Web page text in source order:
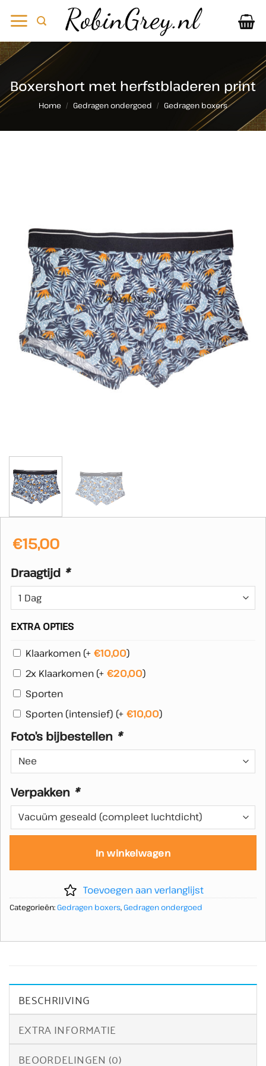
naar
Boxershort met herfstbladeren print
Home / Gedragen ondergoed / Gedragen boxers
€15,00
Draagtijd *
EXTRA OPTIES
Klaarkomen (+ €10,00)
2x Klaarkomen (+ €20,00)
Sporten
Sporten (intensief) (+ €10,00)
Foto’s bijbestellen *
Verpakken *
In winkelwagen
Toevoegen aan verlanglijst
Categorieën:Gedragen boxers,Gedragen ondergoed
BESCHRIJVING
EXTRA INFORMATIE
BEOORDELINGEN (0)